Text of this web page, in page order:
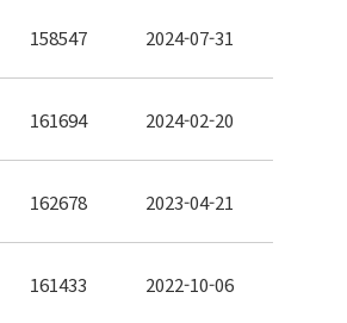
158547 2024-07-31
161694 2024-02-20
162678 2023-04-21
161433 2022-10-06